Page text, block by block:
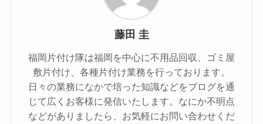
藤田 圭
福岡片付け隊は福岡を中心に不用品回収、ゴミ屋
敷片付け、各種片付け業務を行っております。
日々の業務になかで培った知識などをブログを通
じて広くお客様に発信いたします。なにか不明点
などがありましたら、お気軽にお問い合わせくだ